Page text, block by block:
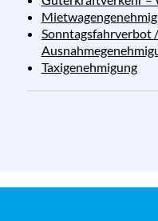
Sonntagsfahrverbot
Taxigenehmigung